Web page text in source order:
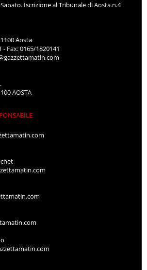
Iscrizione al Tribunale di Aosta n.4
Aosta
- Fax: 0165/1820141
AOSTA